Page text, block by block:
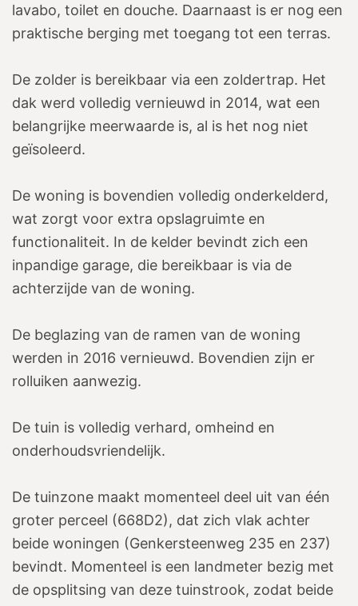
lavabo, toilet en douche. Daarnaast is er nog een
praktische berging met toegang tot een terras.
De zolder is bereikbaar via een zoldertrap. Het
dak werd volledig vernieuwd in 2014, wat een
belangrijke meerwaarde is, al is het nog niet
geïsoleerd.
De woning is bovendien volledig onderkelderd,
wat zorgt voor extra opslagruimte en
functionaliteit. In de kelder bevindt zich een
inpandige garage, die bereikbaar is via de
achterzijde van de woning.
De beglazing van de ramen van de woning
werden in 2016 vernieuwd. Bovendien zijn er
rolluiken aanwezig.
De tuin is volledig verhard, omheind en
onderhoudsvriendelijk.
De tuinzone maakt momenteel deel uit van één
groter perceel (668D2), dat zich vlak achter
beide woningen (Genkersteenweg 235 en 237)
bevindt. Momenteel is een landmeter bezig met
de opsplitsing van deze tuinstrook, zodat beide